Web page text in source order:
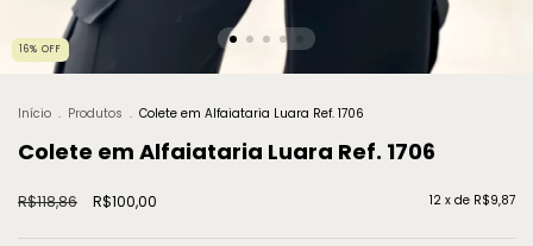
16% OFF
Início . Produtos . Colete em Alfaiataria Luara Ref. 1706
Colete em Alfaiataria Luara Ref. 1706
R$118,86 R$100,00 12 x de R$9,87